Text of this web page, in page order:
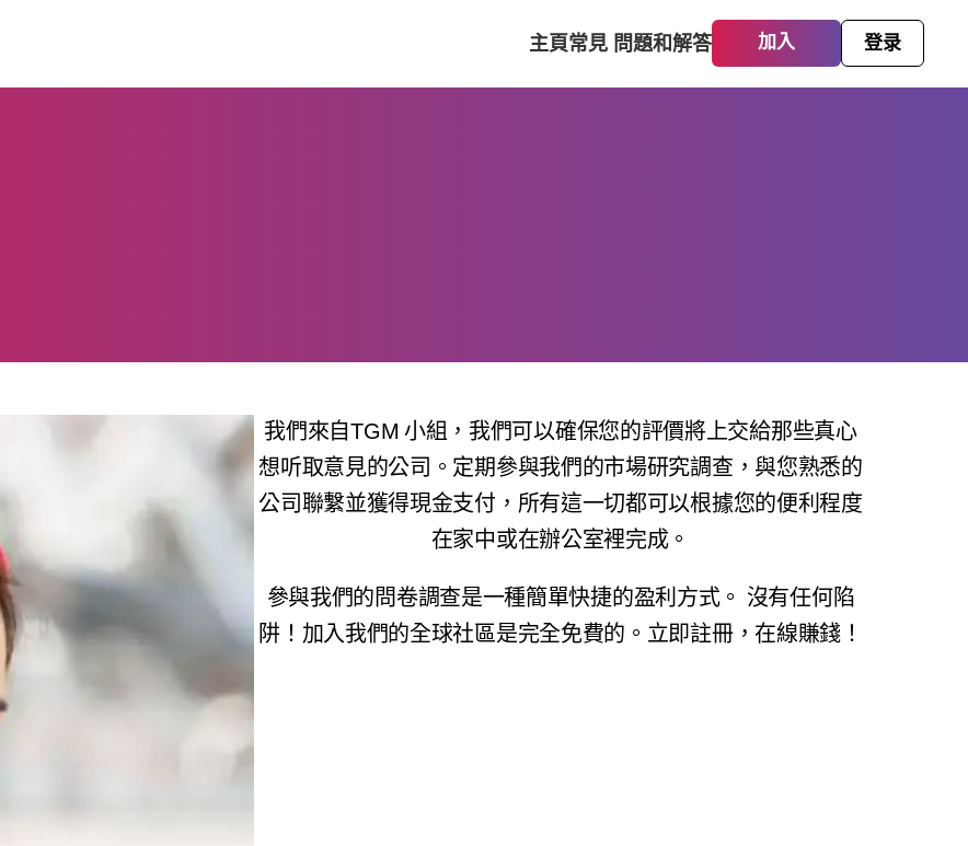
主頁常見 問題和解答 加入 登录
我們來自TGM 小組，我們可以確保您的評價將上交給那些真心
想听取意見的公司。定期參與我們的市場研究調查，與您熟悉的
公司聯繫並獲得現金支付，所有這一切都可以根據您的便利程度
在家中或在辦公室裡完成。
參與我們的問卷調查是一種簡單快捷的盈利方式。 沒有任何陷
阱！加入我們的全球社區是完全免費的。立即註冊，在線賺錢！